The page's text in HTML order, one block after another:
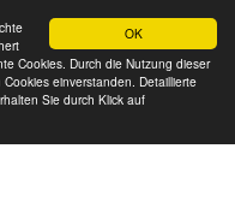
OK
Cookies. Durch die Nutzung dieser
einverstanden. Detaillierte
Sie durch Klick auf